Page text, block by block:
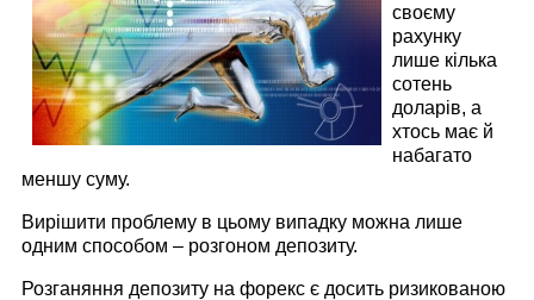
своєму
рахунку
лише кілька
сотень
доларів, а
хтось має й
набагато
меншу суму.
Вирішити проблему в цьому випадку можна лише
одним способом – розгоном депозиту.
Розганяння депозиту на форекс є досить ризикованою